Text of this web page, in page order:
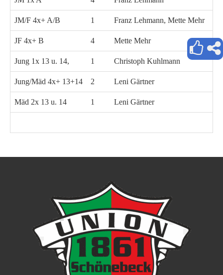
JM/F 4x+ A/B 1 Franz Lehmann, Mette Mehr
JF 4x+ B 4 Mette Mehr
Jung 1x 13 u. 14, 1 Christoph Kuhlmann
Jung/Mäd 4x+ 13+14 2 Leni Gärtner
Mäd 2x 13 u. 14 1 Leni Gärtner